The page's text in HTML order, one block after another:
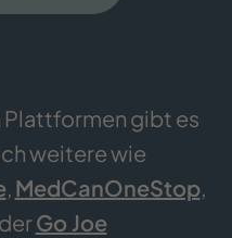
Plattformen gibt es
weitere wie
, MedCanOneStop,
Go Joe